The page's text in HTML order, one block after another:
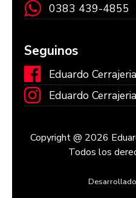
0383 439-4855
Seguinos
Eduardo Cerrajeria
Eduardo Cerrajeria
Copyright @ 2026
Todos los